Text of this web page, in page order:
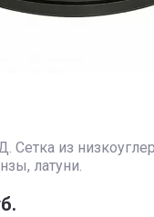
Сетка из
латуни.